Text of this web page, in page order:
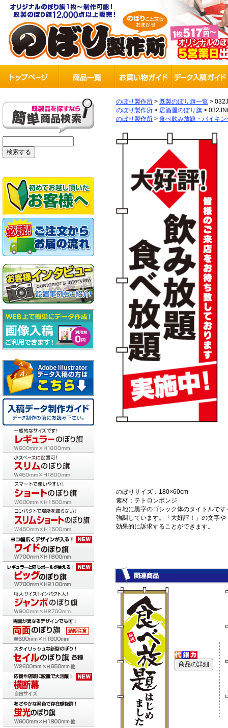
のぼり製作所 > 既製のぼり旗一覧 >
のぼり製作所 > 居酒屋のぼり旗 >
のぼり製作所 > 食べ飲み放題・バイキ
のぼりサイズ：180×60cm
素材：テトロンポンジ
白地に黒字のゴシック体のタイトルで
強調しています。「大好評！」の文字
効果的に訴求することができます。